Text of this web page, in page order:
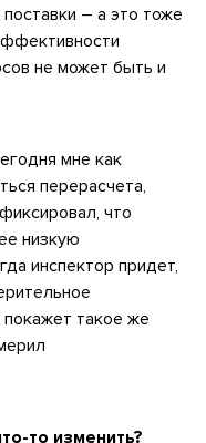
– а это тоже
не может быть и
мне как
перерасчета,
что
низкую
инспектор придет,
такое же
то изменить?